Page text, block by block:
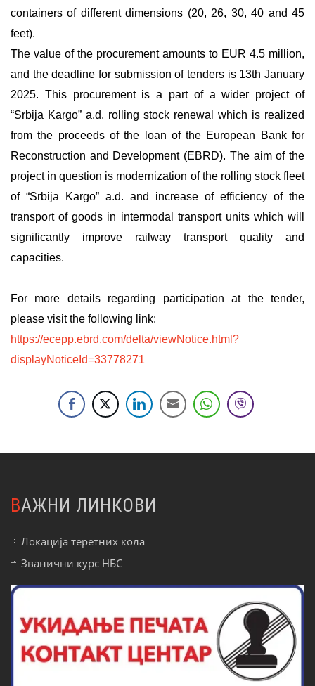
containers of different dimensions (20, 26, 30, 40 and 45
feet).
The value of the procurement amounts to EUR 4.5 million,
and the deadline for submission of tenders is 13th January
2025. This procurement is a part of a wider project of
“Srbija Kargo” a.d. rolling stock renewal which is realized
from the proceeds of the loan of the European Bank for
Reconstruction and Development (EBRD). The aim of the
project in question is modernization of the rolling stock fleet
of “Srbija Kargo” a.d. and increase of efficiency of the
transport of goods in intermodal transport units which will
significantly improve railway transport quality and
capacities.
For more details regarding participation at the tender,
please visit the following link:
https://ecepp.ebrd.com/delta/viewNotice.html?
displayNoticeId=33778271
ВАЖНИ ЛИНКОВИ
Локација теретних кола
Званични курс НБС